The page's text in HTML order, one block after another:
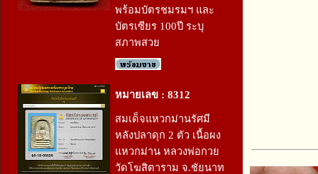
พร้อมบัตรชมรมฯ และ
บัตรเซียร 100ปี ระบุ
สภาพสวย
หมายเลข : 8312
สมเด็จแหวกม่านรัศมี
หลังปลาดุก 2 ตัว เนื้อผง
แหวกม่าน หลวงพ่อกวย
วัดโฆสิตาราม จ.ชัยนาท